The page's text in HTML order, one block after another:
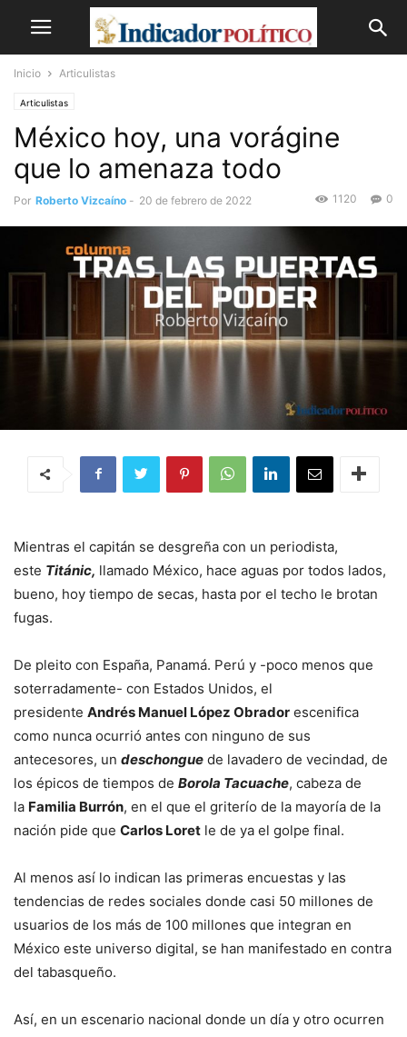
Inicio Articulistas
Articulistas
México hoy, una vorágine
que lo amenaza todo
Por Roberto Vizcaíno - 20 de febrero de 2022 0
1120
Mientras el capitán se desgreña con un periodista,
este Titánic, llamado México, hace aguas por todos lados,
bueno, hoy tiempo de secas, hasta por el techo le brotan
fugas.
De pleito con España, Panamá. Perú y -poco menos que
soterradamente- con Estados Unidos, el
presidente Andrés Manuel López Obrador escenifica
como nunca ocurrió antes con ninguno de sus
antecesores, un deschongue de lavadero de vecindad, de
los épicos de tiempos de Borola Tacuache, cabeza de
la Familia Burrón, en el que el griterío de la mayoría de la
nación pide que Carlos Loret le de ya el golpe final.
Al menos así lo indican las primeras encuestas y las
tendencias de redes sociales donde casi 50 millones de
usuarios de los más de 100 millones que integran en
México este universo digital, se han manifestado en contra
del tabasqueño.
Así, en un escenario nacional donde un día y otro ocurren